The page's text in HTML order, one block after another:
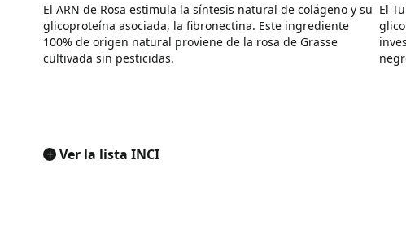
El ARN de Rosa estimula la síntesis natural de colágeno y su
glicoproteína asociada, la fibronectina. Este ingrediente
100% de origen natural proviene de la rosa de Grasse
cultivada sin pesticidas.
El
+ Ver la lista INCI